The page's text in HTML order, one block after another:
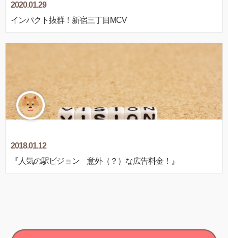
2020.01.29
インパクト抜群！新宿三丁目MCV
2018.01.12
『人気の駅ビジョン 意外（？）な広告料金！』